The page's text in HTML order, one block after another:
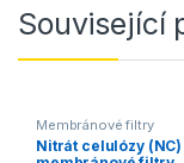
Související
Membránové filtry
Nitrát celulózy (NC)